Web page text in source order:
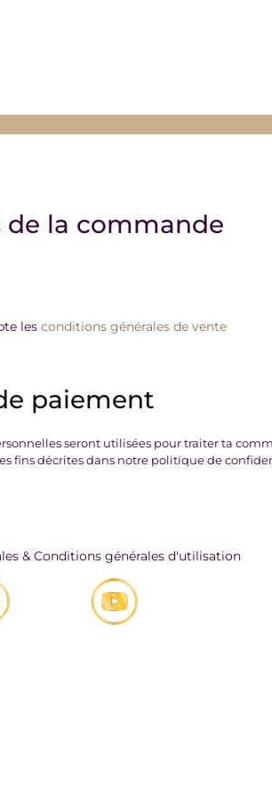
de la commande
les conditions générales de vente
paiement
seront utilisées pour traiter ta
fins décrites dans notre politique de
& Conditions générales d'utilisation